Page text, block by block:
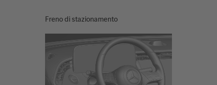
Freno di stazionamento